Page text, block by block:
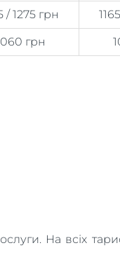
/ 1275 грн
грн
На всіх